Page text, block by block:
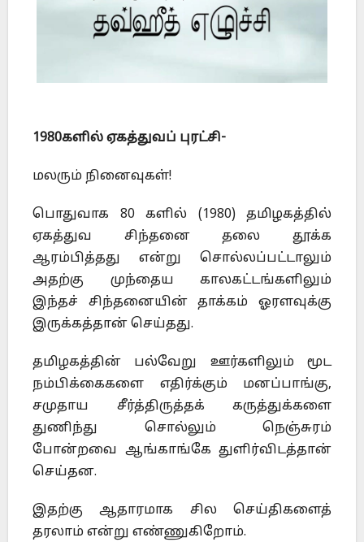
1980களில் ஏகத்துவப் புரட்சி-
மலரும் நினைவுகள்!
பொதுவாக 80 களில் (1980) தமிழகத்தில்
ஏகத்துவ சிந்தனை தலை தூக்க
ஆரம்பித்தது என்று சொல்லப்பட்டாலும்
அதற்கு முந்தைய காலகட்டங்களிலும்
இந்தச் சிந்தனையின் தாக்கம் ஓரளவுக்கு
இருக்கத்தான் செய்தது.
தமிழகத்தின் பல்வேறு ஊர்களிலும் மூட
நம்பிக்கைகளை எதிர்க்கும் மனப்பாங்கு,
சமுதாய சீர்த்திருத்தக் கருத்துக்களை
துணிந்து சொல்லும் நெஞ்சுரம்
போன்றவை ஆங்காங்கே துளிர்விடத்தான்
செய்தன.
இதற்கு ஆதாரமாக சில செய்திகளைத்
தரலாம் என்று எண்ணுகிறோம்.